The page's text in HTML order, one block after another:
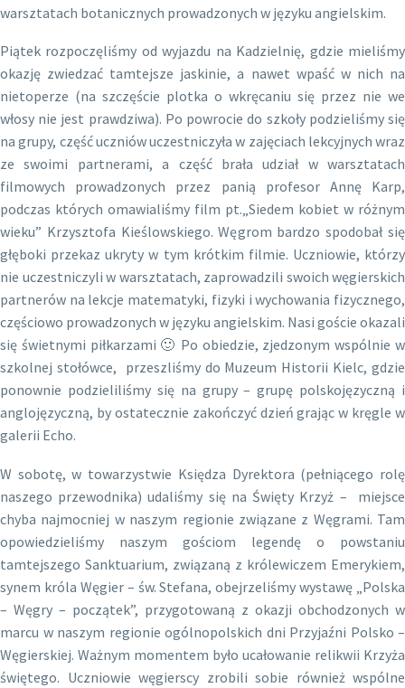
warsztatach botanicznych prowadzonych w języku angielskim.
Piątek rozpoczęliśmy od wyjazdu na Kadzielnię, gdzie mieliśmy
okazję zwiedzać tamtejsze jaskinie, a nawet wpaść w nich na
nietoperze (na szczęście plotka o wkręcaniu się przez nie we
włosy nie jest prawdziwa). Po powrocie do szkoły podzieliśmy się
na grupy, część uczniów uczestniczyła w zajęciach lekcyjnych wraz
ze swoimi partnerami, a część brała udział w warsztatach
filmowych prowadzonych przez panią profesor Annę Karp,
podczas których omawialiśmy film pt.„Siedem kobiet w różnym
wieku” Krzysztofa Kieślowskiego. Węgrom bardzo spodobał się
głęboki przekaz ukryty w tym krótkim filmie. Uczniowie, którzy
nie uczestniczyli w warsztatach, zaprowadzili swoich węgierskich
partnerów na lekcje matematyki, fizyki i wychowania fizycznego,
częściowo prowadzonych w języku angielskim. Nasi goście okazali
się świetnymi piłkarzami 🙂 Po obiedzie, zjedzonym wspólnie w
szkolnej stołówce, przeszliśmy do Muzeum Historii Kielc, gdzie
ponownie podzieliliśmy się na grupy – grupę polskojęzyczną i
anglojęzyczną, by ostatecznie zakończyć dzień grając w kręgle w
galerii Echo.
W sobotę, w towarzystwie Księdza Dyrektora (pełniącego rolę
naszego przewodnika) udaliśmy się na Święty Krzyż – miejsce
chyba najmocniej w naszym regionie związane z Węgrami. Tam
opowiedzieliśmy naszym gościom legendę o powstaniu
tamtejszego Sanktuarium, związaną z królewiczem Emerykiem,
synem króla Węgier – św. Stefana, obejrzeliśmy wystawę „Polska
– Węgry – początek”, przygotowaną z okazji obchodzonych w
marcu w naszym regionie ogólnopolskich dni Przyjaźni Polsko –
Węgierskiej. Ważnym momentem było ucałowanie relikwii Krzyża
świętego. Uczniowie węgierscy zrobili sobie również wspólne